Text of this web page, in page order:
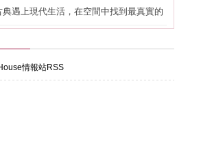
典遇上現代生活，在空間中找到最真實的
情報站RSS